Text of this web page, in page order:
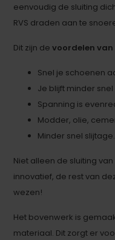
eenvoudig de sluiting
RVS draden aan te
Dit zijn devoordelen van
Snel je schoenen
Je blijft minder
Spanning is
Modder, olie,
Minder snel slijtage.
Niet alleen de sluiting van
innovatief, de rest van
wezen!
Het bovenwerk is
materiaal. Dit zorgt er